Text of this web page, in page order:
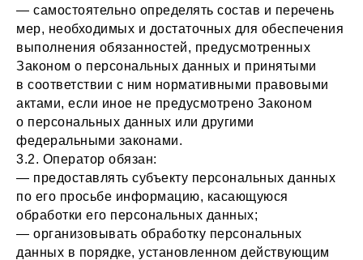
— самостоятельно определять состав и перечень
мер, необходимых и достаточных для обеспечения
выполнения обязанностей, предусмотренных
Законом о персональных данных и принятыми
в соответствии с ним нормативными правовыми
актами, если иное не предусмотрено Законом
о персональных данных или другими
федеральными законами.
3.2. Оператор обязан:
— предоставлять субъекту персональных данных
по его просьбе информацию, касающуюся
обработки его персональных данных;
— организовывать обработку персональных
данных в порядке, установленном действующим